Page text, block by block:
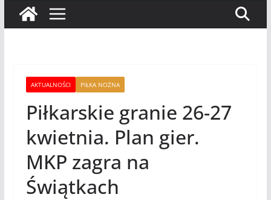
AKTUALNOŚCI PIŁKA NOŻNA
Piłkarskie granie 26-27
kwietnia. Plan gier.
MKP zagra na
Świątkach